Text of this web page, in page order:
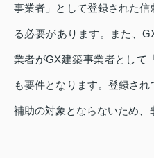
事業者」として登録された
る必要があります。また、
業者がGX建築事業者として
も要件となります。登録され
補助の対象とならないため、